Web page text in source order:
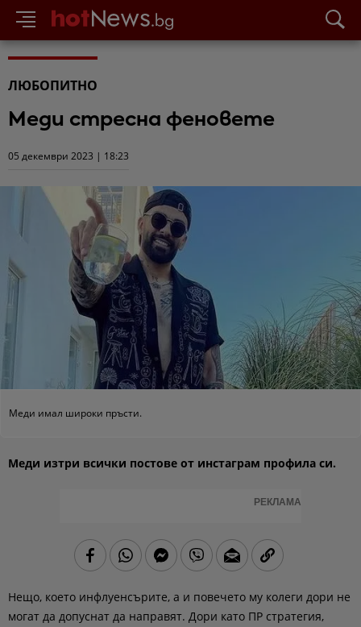
ЛЮБОПИТНО
Меди стресна феновете
05 декември 2023 | 18:23
Меди имал широки пръсти.
Меди изтри всички постове от инстаграм профила си.
РЕКЛАМА
Нещо, което инфлуенсърите, а и повечето му колеги дори не
могат да допуснат да направят. Дори като ПР стратегия,